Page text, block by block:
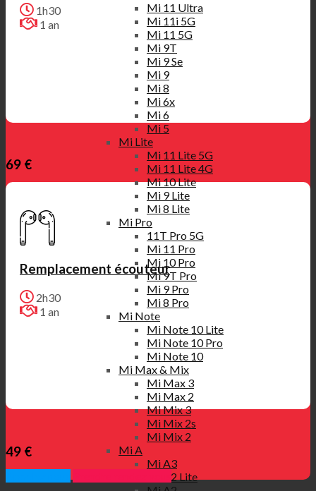
Mi 11 Ultra
Mi 11i 5G
Mi 11 5G
Mi 9T
Mi 9 Se
Mi 9
Mi 8
Mi 6x
Mi 6
Mi 5
Mi Lite
Mi 11 Lite 5G
Mi 11 Lite 4G
Mi 10 Lite
Mi 9 Lite
Mi 8 Lite
Mi Pro
11T Pro 5G
Mi 11 Pro
Mi 10 Pro
Mi 9T Pro
Mi 9 Pro
Mi 8 Pro
Mi Note
Mi Note 10 Lite
Mi Note 10 Pro
Mi Note 10
Mi Max & Mix
Mi Max 3
Mi Max 2
Mi Mix 3
Mi Mix 2s
Mi Mix 2
Mi A
Mi A3
Mi A2 Lite
1h30
1 an
69 €
Remplacement écouteur
2h30
1 an
49 €